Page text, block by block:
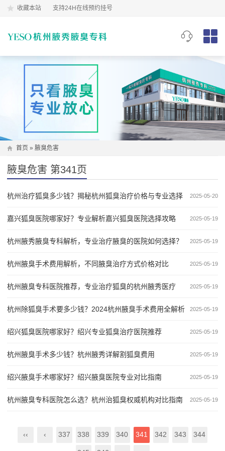
收藏本站 支持24H在线预约挂号
首页 » 腋臭危害
腋臭危害 第341页
2025-05-20
杭州治疗狐臭多少钱？揭秘杭州狐臭治疗价格与专业选择
2025-05-19
嘉兴狐臭医院哪家好？专业解析嘉兴狐臭医院选择攻略
2025-05-19
杭州腋秀腋臭专科解析，专业治疗腋臭的医院如何选择？
2025-05-19
杭州腋臭手术费用解析，不同腋臭治疗方式价格对比
2025-05-19
杭州腋臭专科医院推荐，专业治疗狐臭的杭州腋秀医疗
2025-05-19
杭州除狐臭手术要多少钱？2024杭州腋臭手术费用全解析
2025-05-19
绍兴狐臭医院哪家好？绍兴专业狐臭治疗医院推荐
2025-05-19
杭州腋臭手术多少钱？杭州腋秀详解割狐臭费用
2025-05-19
绍兴腋臭手术哪家好？绍兴腋臭医院专业对比指南
2025-05-19
杭州腋臭专科医院怎么选？杭州治狐臭权威机构对比指南
‹‹ ‹ 337 338 339 340 341 342 343 344